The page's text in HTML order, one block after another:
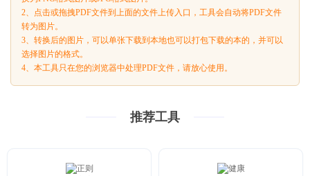
2、点击或拖拽PDF文件到上面的文件上传入口，工具会自动将PDF文件
转为图片。
3、转换后的图片，可以单张下载到本地也可以打包下载的本的，并可以
选择图片的格式。
4、本工具只在您的浏览器中处理PDF文件，请放心使用。
推荐工具